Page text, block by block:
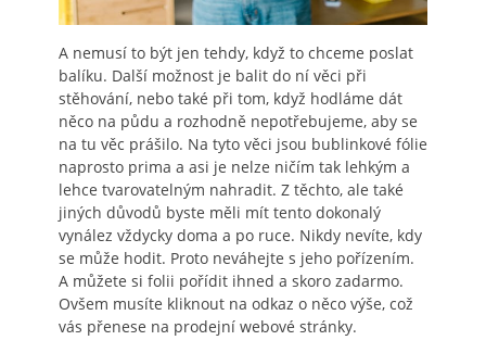
A nemusí to být jen tehdy, když to chceme poslat
balíku. Další možnost je balit do ní věci při
stěhování, nebo také při tom, když hodláme dát
něco na půdu a rozhodně nepotřebujeme, aby se
na tu věc prášilo. Na tyto věci jsou bublinkové fólie
naprosto prima a asi je nelze ničím tak lehkým a
lehce tvarovatelným nahradit. Z těchto, ale také
jiných důvodů byste měli mít tento dokonalý
vynález vždycky doma a po ruce. Nikdy nevíte, kdy
se může hodit. Proto neváhejte s jeho pořízením.
A můžete si folii pořídit ihned a skoro zadarmo.
Ovšem musíte kliknout na odkaz o něco výše, což
vás přenese na prodejní webové stránky.